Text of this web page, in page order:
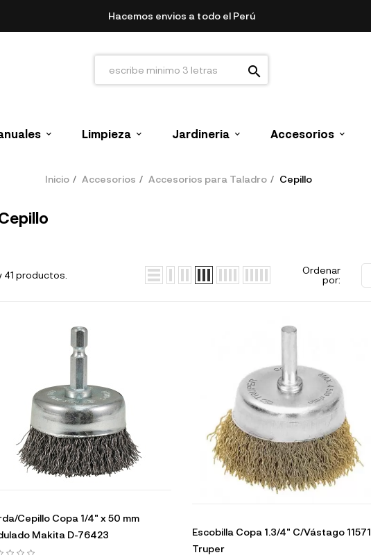
Hacemos envios a todo el Perú
search
Limpieza Jardineria Accesorios
Inicio Accesorios Accesorios para Taladro Cepillo
41 productos.
Ordenar
por:
Cepillo Copa 1/4" x 50 mm
Makita D-76423
Escobilla Copa 1.3/4" C/Vástago 11571
Truper